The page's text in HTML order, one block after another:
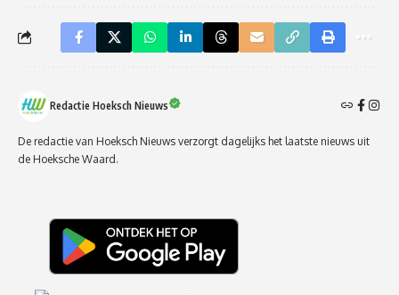
Redactie Hoeksch Nieuws
De redactie van Hoeksch Nieuws verzorgt dagelijks het laatste nieuws uit
de Hoeksche Waard.